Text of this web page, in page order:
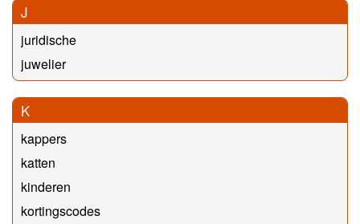
J
juridische
juwelier
K
kappers
katten
kinderen
kortingscodes